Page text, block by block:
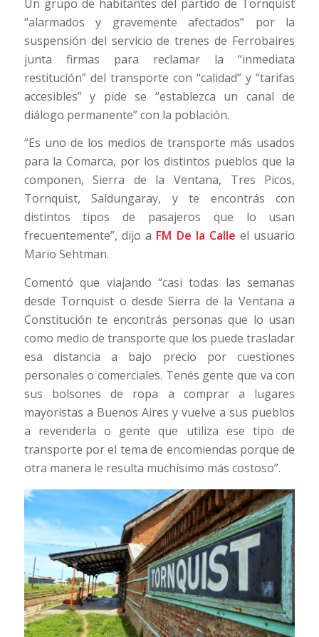
Un grupo de habitantes del partido de Tornquist
“alarmados y gravemente afectados” por la
suspensión del servicio de trenes de Ferrobaires
junta firmas para reclamar la “inmediata
restitución” del transporte con “calidad” y “tarifas
accesibles” y pide se “establezca un canal de
diálogo permanente” con la población.
“Es uno de los medios de transporte más usados
para la Comarca, por los distintos pueblos que la
componen, Sierra de la Ventana, Tres Picos,
Tornquist, Saldungaray, y te encontrás con
distintos tipos de pasajeros que lo usan
frecuentemente”, dijo a FM De la Calle el usuario
Mario Sehtman.
Comentó que viajando “casi todas las semanas
desde Tornquist o desde Sierra de la Ventana a
Constitución te encontrás personas que lo usan
como medio de transporte que los puede trasladar
esa distancia a bajo precio por cuestiones
personales o comerciales. Tenés gente que va con
sus bolsones de ropa a comprar a lugares
mayoristas a Buenos Aires y vuelve a sus pueblos
a revenderla o gente que utiliza ese tipo de
transporte por el tema de encomiendas porque de
otra manera le resulta muchísimo más costoso”.